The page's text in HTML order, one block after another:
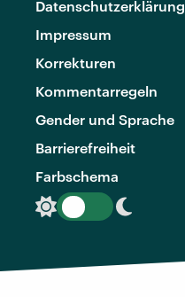
Datenschutzerklärung
Impressum
Korrekturen
Kommentarregeln
Gender und Sprache
Barrierefreiheit
Farbschema